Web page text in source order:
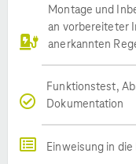
Montage und
an vorbereiteter
anerkannten
Funktionstest,
Dokumentation
Einweisung in